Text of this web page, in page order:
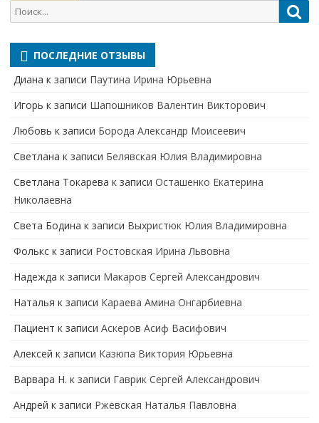
Поиск
для:
ПОСЛЕДНИЕ ОТЗЫВЫ
Диана к записи Паутина Ирина Юрьевна
Игорь к записи Шапошников Валентин Викторович
Любовь к записи Борода Александр Моисеевич
Светлана к записи Белявская Юлия Владимировна
Cветлана Токарева к записи Осташенко Екатерина
Николаевна
Света Бодина к записи Выхристюк Юлия Владимировна
Фолькс к записи Ростовская Ирина Львовна
Надежда к записи Макаров Сергей Александрович
Наталья к записи Караева Амина Онгарбиевна
Пациент к записи Аскеров Асиф Васифович
Алексей к записи Казюпа Виктория Юрьевна
Варвара Н. к записи Гаврик Сергей Александрович
Андрей к записи Ржевская Наталья Павловна